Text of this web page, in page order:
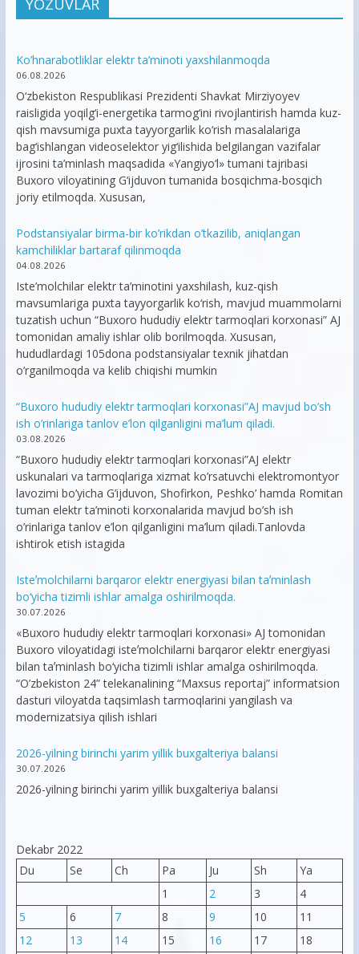
Ko’hnarabotliklar elektr ta’minoti yaxshilanmoqda
06.08.2026
O‘zbekiston Respublikasi Prezidenti Shavkat Mirziyoyev
raisligida yoqilg‘i-energetika tarmog‘ini rivojlantirish hamda kuz-
qish mavsumiga puxta tayyorgarlik ko‘rish masalalariga
bag‘ishlangan videoselektor yig‘ilishida belgilangan vazifalar
ijrosini ta’minlash maqsadida «Yangiyo‘l» tumani tajribasi
Buxoro viloyatining G‘ijduvon tumanida bosqichma-bosqich
joriy etilmoqda. Xususan,
Podstansiyalar birma-bir ko’rikdan o’tkazilib, aniqlangan
kamchiliklar bartaraf qilinmoqda
04.08.2026
Iste’molchilar elektr ta’minotini yaxshilash, kuz-qish
mavsumlariga puxta tayyorgarlik ko‘rish, mavjud muammolarni
tuzatish uchun “Buxoro hududiy elektr tarmoqlari korxonasi” AJ
tomonidan amaliy ishlar olib borilmoqda. Xususan,
hududlardagi 105dona podstansiyalar texnik jihatdan
o’rganilmoqda va kelib chiqishi mumkin
“Buxoro hududiy elektr tarmoqlari korxonasi”AJ mavjud bo’sh
ish o’rinlariga tanlov e’lon qilganligini ma’lum qiladi.
03.08.2026
“Buxoro hududiy elektr tarmoqlari korxonasi”AJ elektr
uskunalari va tarmoqlariga xizmat ko’rsatuvchi elektromontyor
lavozimi bo’yicha G’ijduvon, Shofirkon, Peshko’ hamda Romitan
tuman elektr ta’minoti korxonalarida mavjud bo’sh ish
o’rinlariga tanlov e’lon qilganligini ma’lum qiladi.Tanlovda
ishtirok etish istagida
Isteʼmolchilarni barqaror elektr energiyasi bilan taʼminlash
bo‘yicha tizimli ishlar amalga oshirilmoqda.
30.07.2026
«Buxoro hududiy elektr tarmoqlari korxonasi» AJ tomonidan
Buxoro viloyatidagi isteʼmolchilarni barqaror elektr energiyasi
bilan taʼminlash bo‘yicha tizimli ishlar amalga oshirilmoqda.
“O’zbekiston 24” telekanalining “Maxsus reportaj” informatsion
dasturi viloyatda taqsimlash tarmoqlarini yangilash va
modernizatsiya qilish ishlari
2026-yilning birinchi yarim yillik buxgalteriya balansi
30.07.2026
2026-yilning birinchi yarim yillik buxgalteriya balansi
Dekabr 2022
Du
Se Ch Pa Ju Sh
Ya
1
2 3
4
5
6 7 8 9 10
11
12
13 14 15 16 17
18